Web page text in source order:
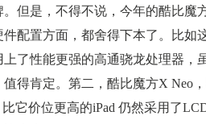
但是，不得不说，今年的酷比魔
配置方面，都舍得下本了。比如
了性能更强的高通骁龙处理器，
得肯定。第二，酷比魔方X Neo
它价位更高的iPad 仍然采用了